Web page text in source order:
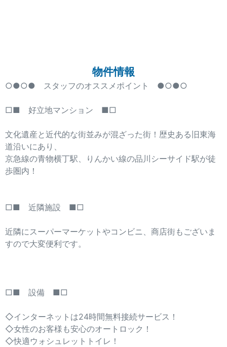
物件情報
○●○● スタッフのオススメポイント ●○●○
□■ 好立地マンション ■□
文化遺産と近代的な街並みが混ざった街！歴史ある旧東海
道沿いにあり、
京急線の青物横丁駅、りんかい線の品川シーサイド駅が徒
歩圏内！
□■ 近隣施設 ■□
近隣にスーパーマーケットやコンビニ、商店街もございま
すので大変便利です。
□■ 設備 ■□
◇インターネットは24時間無料接続サービス！
◇女性のお客様も安心のオートロック！
◇快適ウォシュレットトイレ！